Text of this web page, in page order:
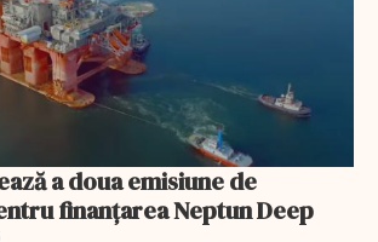
a doua emisiune de
finanțarea Neptun Deep